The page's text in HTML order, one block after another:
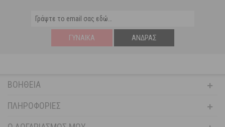
ΓΥΝΑΊΚΑ ΆΝΔΡΑΣ
ΒΟΉΘΕΙΑ
ΠΛΗΡΟΦΟΡΊΕΣ